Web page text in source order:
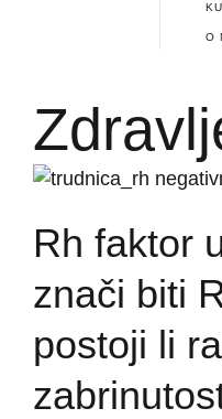
O
Rh faktor
znači biti
postoji li